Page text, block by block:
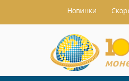
Hовинки